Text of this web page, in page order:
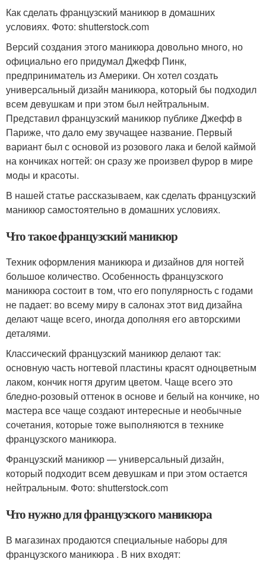
Как сделать французский маникюр в домашних
условиях. Фото: shutterstock.com
Версий создания этого маникюра довольно много, но
официально его придумал Джефф Пинк,
предприниматель из Америки. Он хотел создать
универсальный дизайн маникюра, который бы подходил
всем девушкам и при этом был нейтральным.
Представил французский маникюр публике Джефф в
Париже, что дало ему звучащее название. Первый
вариант был с основой из розового лака и белой каймой
на кончиках ногтей: он сразу же произвел фурор в мире
моды и красоты.
В нашей статье рассказываем, как сделать французский
маникюр самостоятельно в домашних условиях.
Что такое французский маникюр
Техник оформления маникюра и дизайнов для ногтей
большое количество. Особенность французского
маникюра состоит в том, что его популярность с годами
не падает: во всему миру в салонах этот вид дизайна
делают чаще всего, иногда дополняя его авторскими
деталями.
Классический французский маникюр делают так:
основную часть ногтевой пластины красят одноцветным
лаком, кончик ногтя другим цветом. Чаще всего это
бледно-розовый оттенок в основе и белый на кончике, но
мастера все чаще создают интересные и необычные
сочетания, которые тоже выполняются в технике
французского маникюра.
Французский маникюр — универсальный дизайн,
который подходит всем девушкам и при этом остается
нейтральным. Фото: shutterstock.com
Что нужно для французского маникюра
В магазинах продаются специальные наборы для
французского маникюра . В них входят: